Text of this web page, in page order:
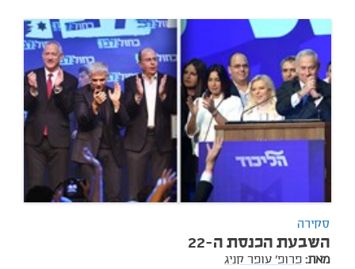
סקירה
השבעת הכנסת ה-22
מאת: פרופ' עופר קניג